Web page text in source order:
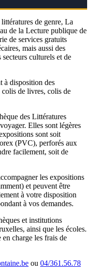
de genre, La
de la Lecture publique de
de services gratuits
mais aussi des
culturels et de
à disposition des
colis de livres, colis de
des Littératures
Elles sont légères
sont soit
(PVC), perforés aux
facilement, soit de
les expositions
et peuvent être
à votre disposition
à vos demandes.
et institutions
ainsi que les écoles.
charge les frais de
ou 04/361.56.78